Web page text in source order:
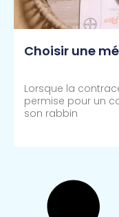
Choisir une
Lorsque la
permise pour un
son rabbin